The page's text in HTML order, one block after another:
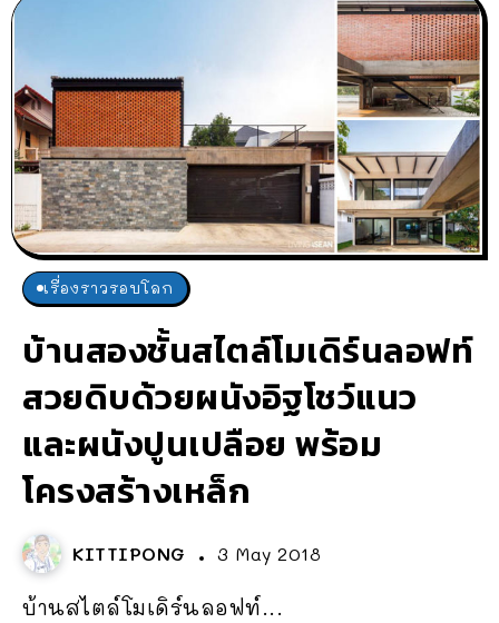
เรื่องราวรอบโลก
บ้านสองชั้นสไตล์โมเดิร์นลอฟท์
สวยดิบด้วยผนังอิฐโชว์แนว
และผนังปูนเปลือย พร้อม
โครงสร้างเหล็ก
KITTIPONG 3 May 2018
บ้านสไตล์โมเดิร์นลอฟท์...